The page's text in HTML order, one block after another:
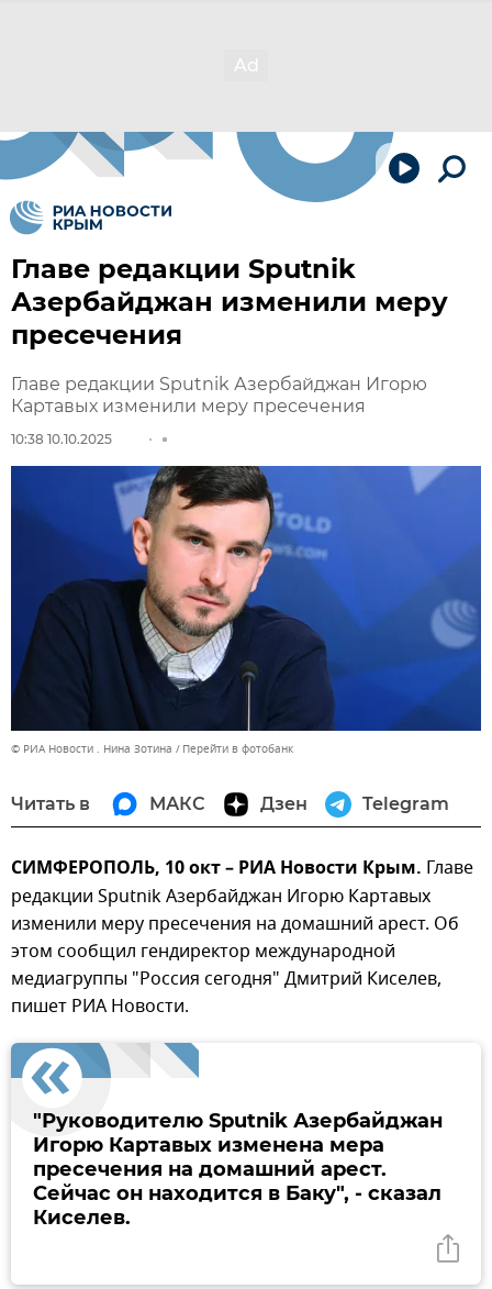
Главе редакции Sputnik
Азербайджан изменили меру
пресечения
Главе редакции Sputnik Азербайджан Игорю
Картавых изменили меру пресечения
10:38 10.10.2025
© РИА Новости . Нина Зотина Перейти в фотобанк
Читать в МАКС Дзен Telegram
СИМФЕРОПОЛЬ, 10 окт – РИА Новости Крым. Главе
редакции Sputnik Азербайджан Игорю Картавых
изменили меру пресечения на домашний арест. Об
этом сообщил гендиректор международной
медиагруппы "Россия сегодня" Дмитрий Киселев,
пишет РИА Новости.
"Руководителю Sputnik Азербайджан
Игорю Картавых изменена мера
пресечения на домашний арест.
Сейчас он находится в Баку", - сказал
Киселев.